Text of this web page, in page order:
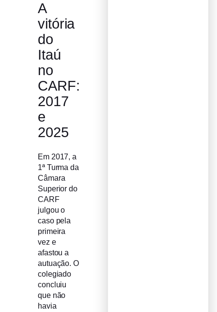
A
vitória
do
Itaú
no
CARF:
2017
e
2025
Em 2017, a
1ª Turma da
Câmara
Superior do
CARF
julgou o
caso pela
primeira
vez e
afastou a
autuação. O
colegiado
concluiu
que não
havia